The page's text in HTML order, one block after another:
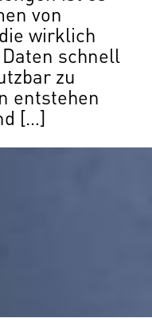
von
wirklich
schnell
zu
entstehen
[…]